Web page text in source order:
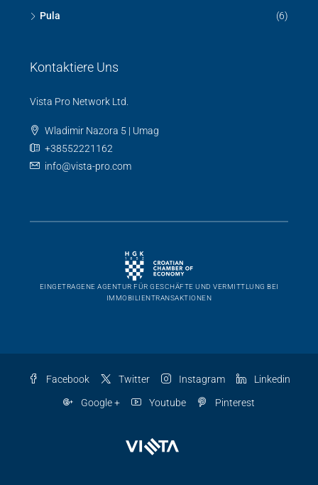
Pula (6)
Kontaktiere Uns
Vista Pro Network Ltd.
Wladimir Nazora 5 | Umag
+38552221162
info@vista-pro.com
EINGETRAGENE AGENTUR FÜR GESCHÄFTE UND VERMITTLUNG BEI
IMMOBILIENTRANSAKTIONEN
Facebook Twitter Instagram Linkedin
Google + Youtube Pinterest